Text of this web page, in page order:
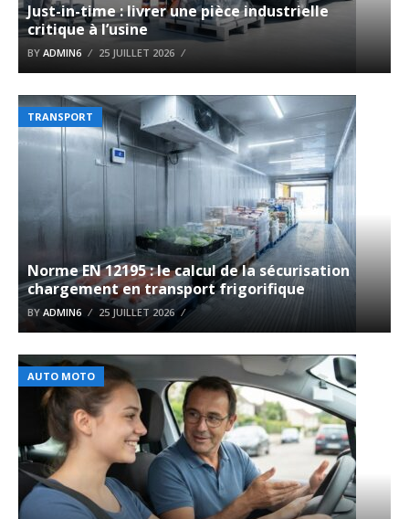
Just-in-time : livrer une pièce industrielle
critique à l’usine
BY ADMIN6 25 JUILLET 2026
TRANSPORT
Norme EN 12195 : le calcul de la sécurisation
chargement en transport frigorifique
BY ADMIN6 25 JUILLET 2026
AUTO MOTO